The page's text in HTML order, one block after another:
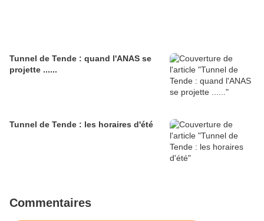
Tunnel de Tende : quand l'ANAS se
projette ......
Tunnel de Tende : les horaires d'été
Commentaires